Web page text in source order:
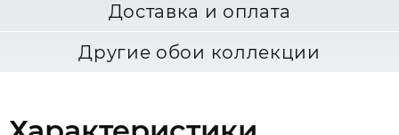
Доставка и оплата
Другие обои коллекции